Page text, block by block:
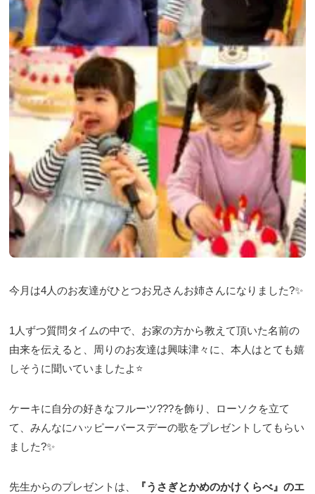
今月は4人のお友達がひとつお兄さんお姉さんになりました?✨
1人ずつ質問タイムの中で、お家の方から教えて頂いた名前の
由来を伝えると、周りのお友達は興味津々に、本人はとても嬉
しそうに聞いていましたよ⭐️
ケーキに自分の好きなフルーツ???を飾り、ローソクを立て
て、みんなにハッピーバースデーの歌をプレゼントしてもらい
ました?✨
先生からのプレゼントは、
『うさぎとかめのかけくらべ』のエ